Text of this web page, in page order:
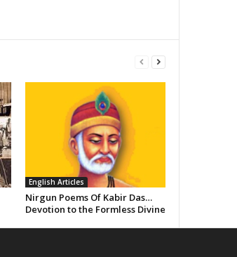
English Articles
Nirgun Poems Of Kabir Das…
Devotion to the Formless Divine